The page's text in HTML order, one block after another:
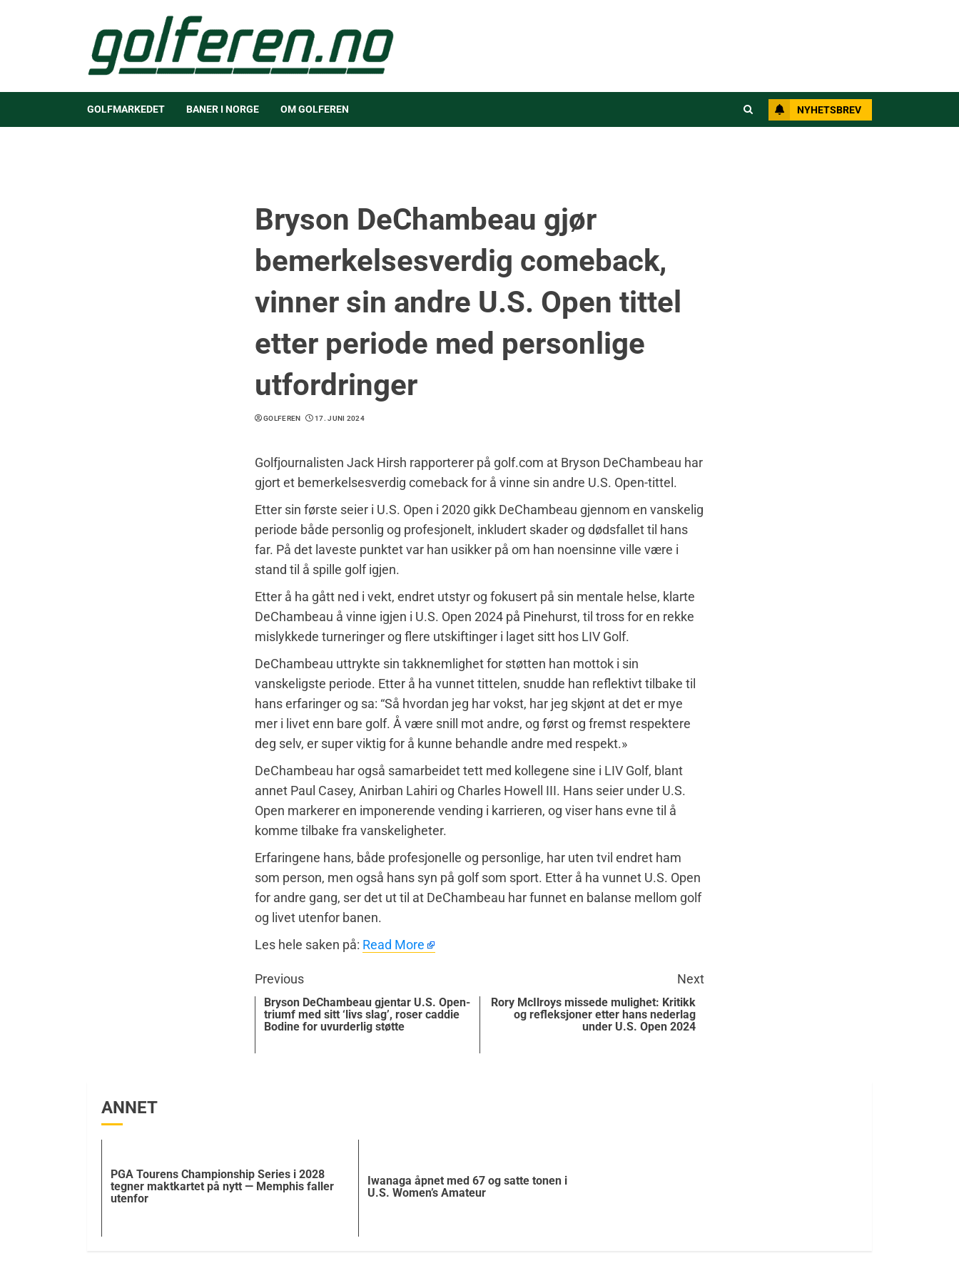
GOLFMARKEDET BANER I NORGE OM GOLFEREN NYHETSBREV
Bryson DeChambeau gjør
bemerkelsesverdig comeback,
vinner sin andre U.S. Open tittel
etter periode med personlige
utfordringer
GOLFEREN 17. JUNI 2024
Golfjournalisten Jack Hirsh rapporterer på golf.com at Bryson DeChambeau har
gjort et bemerkelsesverdig comeback for å vinne sin andre U.S. Open-tittel.
Etter sin første seier i U.S. Open i 2020 gikk DeChambeau gjennom en vanskelig
periode både personlig og profesjonelt, inkludert skader og dødsfallet til hans
far. På det laveste punktet var han usikker på om han noensinne ville være i
stand til å spille golf igjen.
Etter å ha gått ned i vekt, endret utstyr og fokusert på sin mentale helse, klarte
DeChambeau å vinne igjen i U.S. Open 2024 på Pinehurst, til tross for en rekke
mislykkede turneringer og flere utskiftinger i laget sitt hos LIV Golf.
DeChambeau uttrykte sin takknemlighet for støtten han mottok i sin
vanskeligste periode. Etter å ha vunnet tittelen, snudde han reflektivt tilbake til
hans erfaringer og sa: “Så hvordan jeg har vokst, har jeg skjønt at det er mye
mer i livet enn bare golf. Å være snill mot andre, og først og fremst respektere
deg selv, er super viktig for å kunne behandle andre med respekt.»
DeChambeau har også samarbeidet tett med kollegene sine i LIV Golf, blant
annet Paul Casey, Anirban Lahiri og Charles Howell III. Hans seier under U.S.
Open markerer en imponerende vending i karrieren, og viser hans evne til å
komme tilbake fra vanskeligheter.
Erfaringene hans, både profesjonelle og personlige, har uten tvil endret ham
som person, men også hans syn på golf som sport. Etter å ha vunnet U.S. Open
for andre gang, ser det ut til at DeChambeau har funnet en balanse mellom golf
og livet utenfor banen.
​Les hele saken på: Read More
Previous
Bryson DeChambeau gjentar U.S. Open-
triumf med sitt ‘livs slag’, roser caddie
Bodine for uvurderlig støtte
Next
Rory McIlroys missede mulighet: Kritikk
og refleksjoner etter hans nederlag
under U.S. Open 2024
ANNET
PGA Tourens Championship Series i 2028
tegner maktkartet på nytt — Memphis faller
utenfor
Iwanaga åpnet med 67 og satte tonen i
U.S. Women’s Amateur